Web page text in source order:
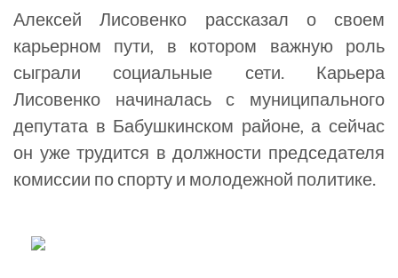
Алексей Лисовенко рассказал о своем
карьерном пути, в котором важную роль
сыграли социальные сети. Карьера
Лисовенко начиналась с муниципального
депутата в Бабушкинском районе, а сейчас
он уже трудится в должности председателя
комиссии по спорту и молодежной политике.